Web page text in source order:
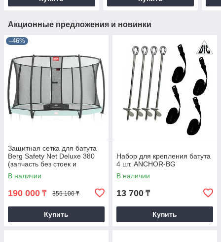
Акционные предложения и новинки
–46%
Защитная сетка для батута
Berg Safety Net Deluxe 380
(запчасть без стоек и
крепежа)
В наличии
190 000 ₸ 355 100 ₸
Купить
Набор для крепления батута
4 шт. ANCHOR-BG
В наличии
13 700 ₸
Купить